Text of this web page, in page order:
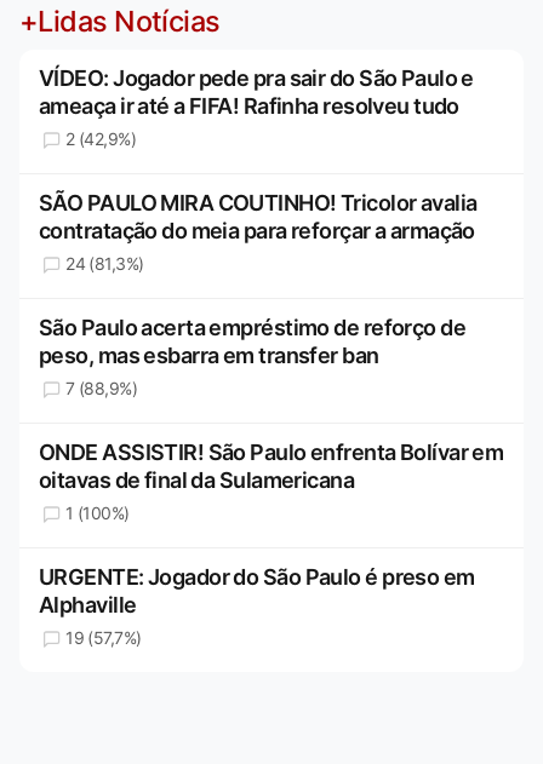
+Lidas Notícias
VÍDEO: Jogador pede pra sair do São Paulo e
ameaça ir até a FIFA! Rafinha resolveu tudo
2 (42,9%)
SÃO PAULO MIRA COUTINHO! Tricolor avalia
contratação do meia para reforçar a armação
24 (81,3%)
São Paulo acerta empréstimo de reforço de
peso, mas esbarra em transfer ban
7 (88,9%)
ONDE ASSISTIR! São Paulo enfrenta Bolívar em
oitavas de final da Sulamericana
1 (100%)
URGENTE: Jogador do São Paulo é preso em
Alphaville
19 (57,7%)